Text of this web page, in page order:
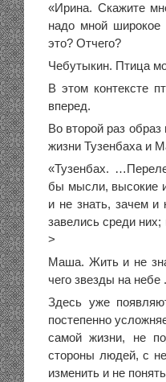
«Ирина. Скажите
надо мной
это? Отчего?
Чебутыкин. Птица
В этом контексте
вперед.
Во второй раз
жизни Тузенбаха и
«Тузенбах.
бы мысли, высокие
и не знать, зачем
завелись среди
>
Маша. Жить и не
чего звезды на небе
Здесь уже
постепенно
самой жизни, не
стороны людей, с
изменить и не